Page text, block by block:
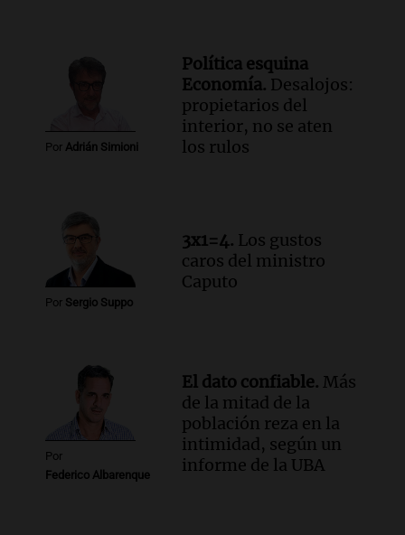
Por Adrián Simioni
Política esquina
Economía. Desalojos:
propietarios del
interior, no se aten
los rulos
Por Sergio Suppo
3x1=4. Los gustos
caros del ministro
Caputo
Por
Federico Albarenque
El dato confiable. Más
de la mitad de la
población reza en la
intimidad, según un
informe de la UBA